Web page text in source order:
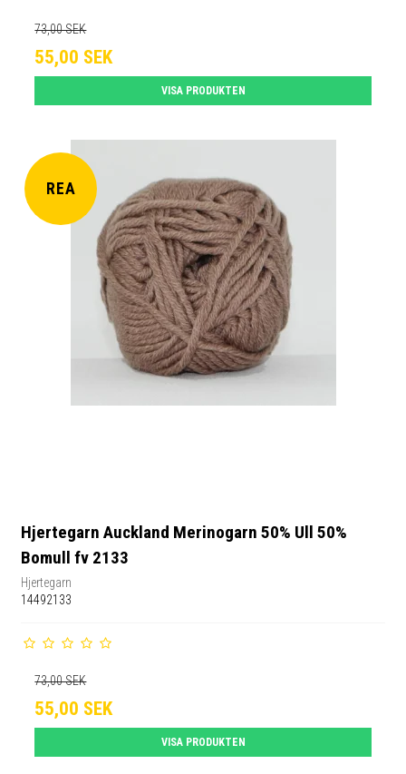
73,00 SEK
55,00 SEK
VISA PRODUKTEN
REA
Hjertegarn Auckland Merinogarn 50% Ull 50%
Bomull fv 2133
Hjertegarn
14492133
73,00 SEK
55,00 SEK
VISA PRODUKTEN